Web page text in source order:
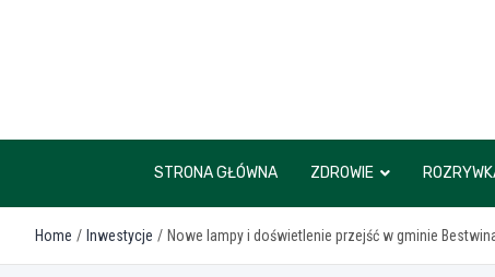
STRONA GŁÓWNA ZDROWIE
Home Inwestycje Nowe lampy i doświetlenie przejść w gminie